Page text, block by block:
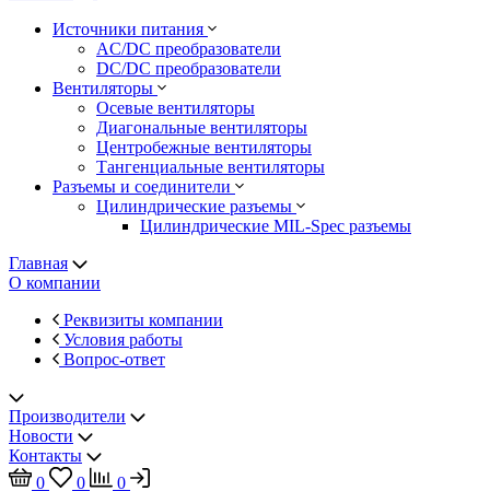
Источники питания
AC/DC преобразователи
DC/DC преобразователи
Вентиляторы
Осевые вентиляторы
Диагональные вентиляторы
Центробежные вентиляторы
Тангенциальные вентиляторы
Разъемы и соединители
Цилиндрические разъемы
Цилиндрические MIL-Spec разъемы
Главная
О компании
Реквизиты компании
Условия работы
Вопрос-ответ
Производители
Новости
Контакты
0
0
0